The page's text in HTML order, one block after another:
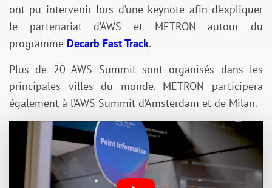
ont pu intervenir lors d’une keynote afin d’expliquer
le partenariat d’AWS et METRON autour du
programme Decarb Fast Track.
Plus de 20 AWS Summit sont organisés dans les
principales villes du monde. METRON participera
également à l’AWS Summit d’Amsterdam et de Milan.